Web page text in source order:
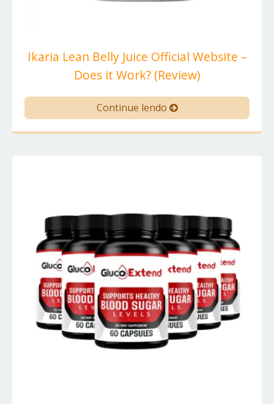
Ikaria Lean Belly Juice Official Website –
Does it Work? (Review)
Continue lendo